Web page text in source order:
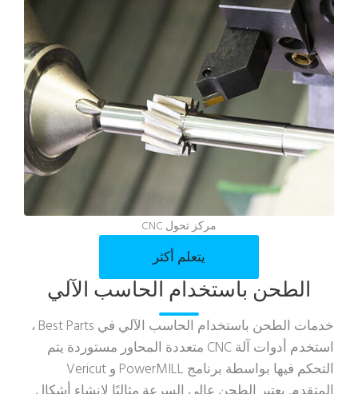
مركز تحول CNC
يتعلم أكثر
الطحن باستخدام الحاسب الآلي
خدمات الطحن باستخدام الحاسب الآلي
في Best Parts ،
استخدم أدوات آلة CNC متعددة المحاور مستوردة يتم
التحكم فيها بواسطة برنامج PowerMILL و Vericut